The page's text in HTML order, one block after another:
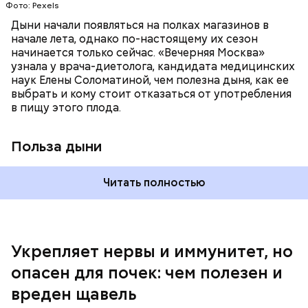
Фото: Pexels
Дыни начали появляться на полках магазинов в
начале лета, однако по-настоящему их сезон
начинается только сейчас. «Вечерняя Москва»
узнала у врача-диетолога, кандидата медицинских
наук Елены Соломатиной, чем полезна дыня, как ее
выбрать и кому стоит отказаться от употребления
в пищу этого плода.
Польза дыни
поддерживает сердечно-сосудистую
систему и предотвращает скачки давления;
магний — помогает калию и не дает сосудам
спазмироваться.
Читать полностью
Укрепляет нервы и иммунитет, но
опасен для почек: чем полезен и
вреден щавель
— Если человек уже болеет мочекаменной
болезнью, щавель ему не рекомендуется. При
По мнению специалиста, здоровому человеку
достаточно включать щавель в рацион несколько
виде или припущенном на сковороде.